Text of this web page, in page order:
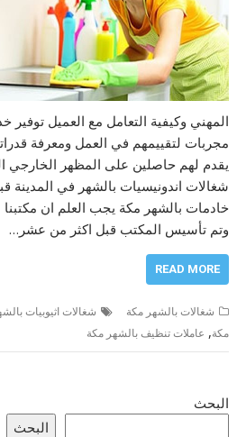
المهني وكيفية التعامل مع العميل
مجربات لتقييمهم في العمل ومعرفة
يقدم لهم حاصلين على المظهر الخارجي
شغالات اندونيسيات بالشهر في المدينة
خادمات بالشهر مكة يجب العلم ان
وتم تأسيس المكتب قبل اكثر من عشر…
READ MORE
شغالات بالشهر مكة شغالات اثيوبيات
مكة, عاملات تنظيف بالشهر مكة
البحث
البحث